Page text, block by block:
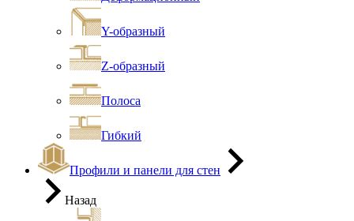
Y-образный
Z-образный
Полоса
Гибкий
Профили и панели для стен
Назад